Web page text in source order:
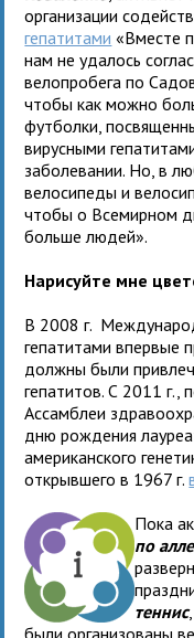
организации
гепатитами «Вместе
нам не удалось
велопробега по
чтобы как можно
футболки,
вирусными
заболевании. Но, в
велосипеды и
чтобы о Всемирном
больше людей».
Нарисуйте мне
В 2008 г.
гепатитами впервые
должны были
гепатитов. С 2011
Ассамблеи
дню рождения
американского
открывшего в 1967 г.
Пока
по
теннис
были организованы